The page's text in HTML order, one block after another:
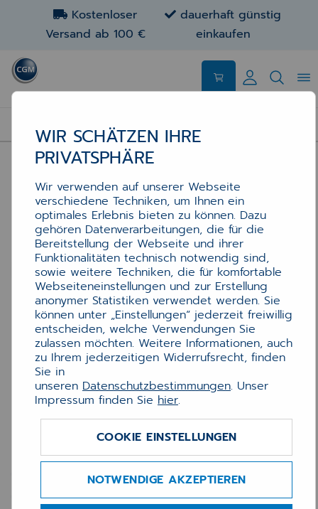
Kostenloser
Versand ab 100 €
dauerhaft günstig
einkaufen
STEMPELKISSEN
Stempelkissen schwarz
5200/5430
WIR SCHÄTZEN IHRE
PRIVATSPHÄRE
Wir verwenden auf unserer Webseite
verschiedene Techniken, um Ihnen ein
optimales Erlebnis bieten zu können. Dazu
gehören Datenverarbeitungen, die für die
Bereitstellung der Webseite und ihrer
Funktionalitäten technisch notwendig sind,
sowie weitere Techniken, die für komfortable
Webseiteneinstellungen und zur Erstellung
anonymer Statistiken verwendet werden. Sie
können unter „Einstellungen“ jederzeit freiwillig
entscheiden, welche Verwendungen Sie
zulassen möchten. Weitere Informationen, auch
zu Ihrem jederzeitigen Widerrufsrecht, finden
Sie in
unseren Datenschutzbestimmungen. Unser
Impressum finden Sie hier.
COOKIE EINSTELLUNGEN
NOTWENDIGE AKZEPTIEREN